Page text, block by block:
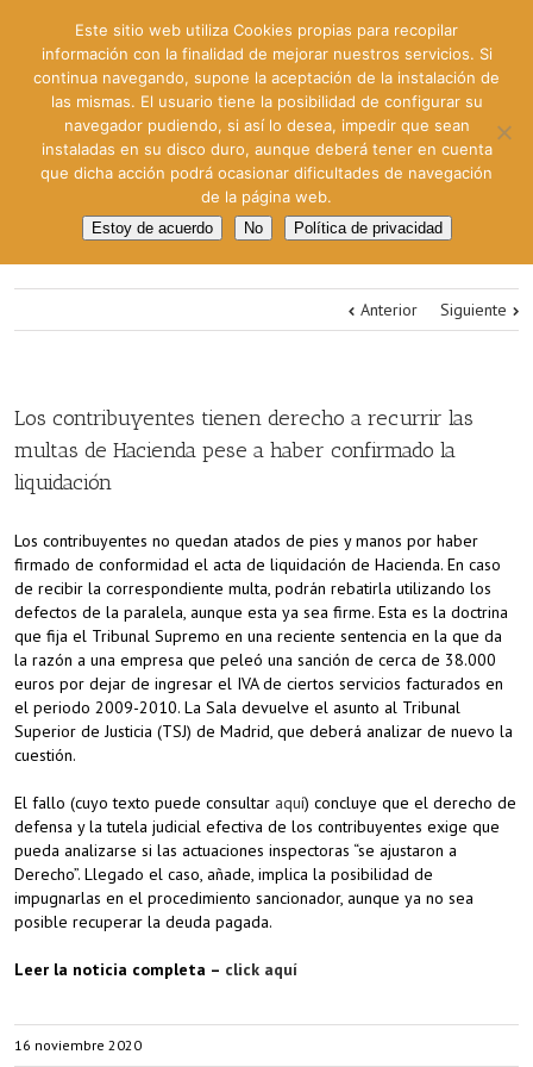
Anterior Siguiente
Los contribuyentes tienen derecho a recurrir las
multas de Hacienda pese a haber confirmado la
liquidación
Los contribuyentes no quedan atados de pies y manos por haber
firmado de conformidad el acta de liquidación de Hacienda. En caso
de recibir la correspondiente multa, podrán rebatirla utilizando los
defectos de la paralela, aunque esta ya sea firme. Esta es la doctrina
que fija el Tribunal Supremo en una reciente sentencia en la que da
la razón a una empresa que peleó una sanción de cerca de 38.000
euros por dejar de ingresar el IVA de ciertos servicios facturados en
el periodo 2009-2010. La Sala devuelve el asunto al Tribunal
Superior de Justicia (TSJ) de Madrid, que deberá analizar de nuevo la
cuestión.
El fallo (cuyo texto puede consultar aquí) concluye que el derecho de
defensa y la tutela judicial efectiva de los contribuyentes exige que
pueda analizarse si las actuaciones inspectoras “se ajustaron a
Derecho”. Llegado el caso, añade, implica la posibilidad de
impugnarlas en el procedimiento sancionador, aunque ya no sea
posible recuperar la deuda pagada.
Leer la noticia completa – click aquí
16 noviembre 2020
Este sitio web utiliza Cookies propias para recopilar
información con la finalidad de mejorar nuestros servicios. Si
continua navegando, supone la aceptación de la instalación de
las mismas. El usuario tiene la posibilidad de configurar su
navegador pudiendo, si así lo desea, impedir que sean
instaladas en su disco duro, aunque deberá tener en cuenta
que dicha acción podrá ocasionar dificultades de navegación
de la página web.
Estoy de acuerdo No Política de privacidad